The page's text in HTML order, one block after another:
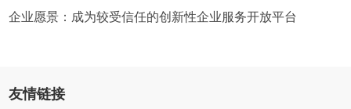
企业愿景：成为较受信任的创新性企业服务开放平台
友情链接